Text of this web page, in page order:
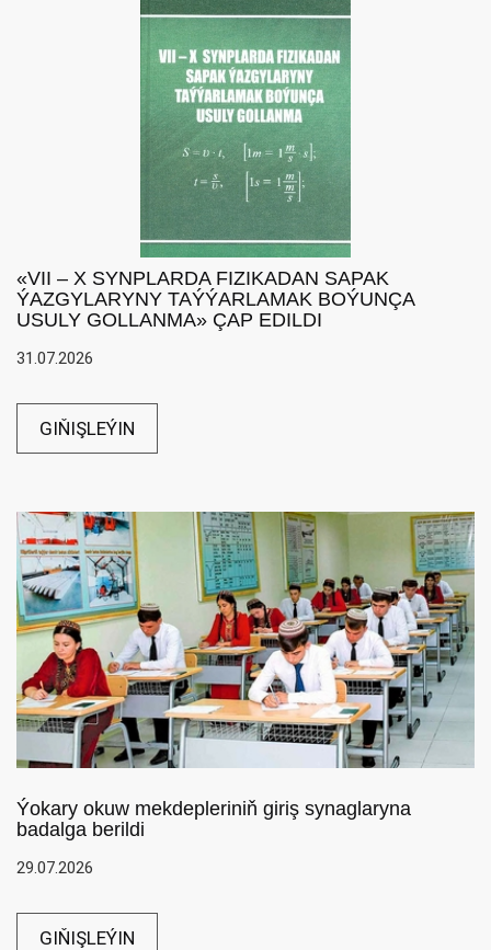
«VII – X SYNPLARDA FIZIKADAN SAPAK
ÝAZGYLARYNY TAÝÝARLAMAK BOÝUNÇA
USULY GOLLANMA» ÇAP EDILDI
31.07.2026
GIŇIŞLEÝIN
Ýokary okuw mekdepleriniň giriş synaglaryna
badalga berildi
29.07.2026
GIŇIŞLEÝIN